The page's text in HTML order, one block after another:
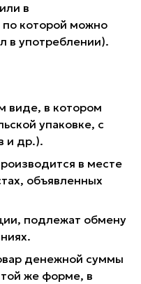
в
по которой можно
в употреблении).
виде, в котором
упаковке, с
и др.).
в месте
объявленных
подлежат обмену
денежной суммы
же форме, в